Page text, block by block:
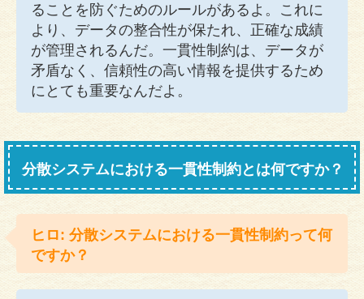
ることを防ぐためのルールがあるよ。これに
より、データの整合性が保たれ、正確な成績
が管理されるんだ。一貫性制約は、データが
矛盾なく、信頼性の高い情報を提供するため
にとても重要なんだよ。
分散システムにおける一貫性制約とは何ですか？
ヒロ: 分散システムにおける一貫性制約って何
ですか？